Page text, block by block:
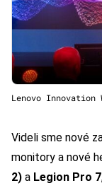
Lenovo Innovation
Videli sme nové
monitory a nové
2) a Legion Pro 7